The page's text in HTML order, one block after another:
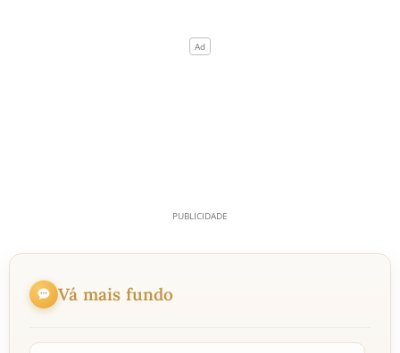
Vá mais fundo